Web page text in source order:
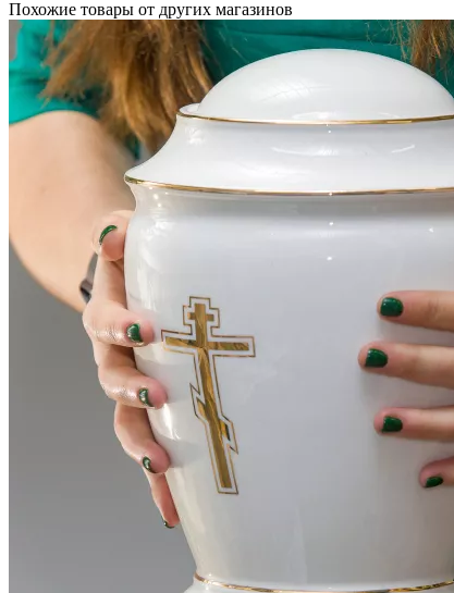
Похожие товары от других магазинов